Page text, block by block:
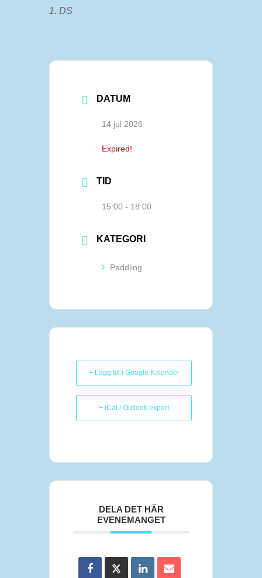
1. DS
DATUM
14 jul 2026
Expired!
TID
15:00 - 18:00
KATEGORI
Paddling
+ Lägg till i Google Kalender
+ iCal / Outlook export
DELA DET HÄR
EVENEMANGET